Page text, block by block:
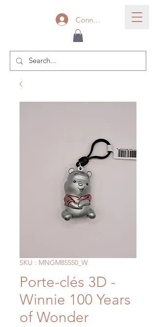
Connexion
SKU : MNGM85550_W
Porte-clés 3D -
Winnie 100 Years
of Wonder